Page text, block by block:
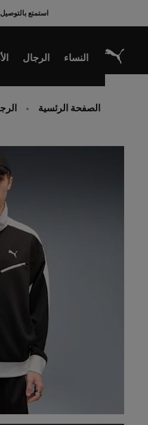
استمتع بالتوصيل
النساء الرجال
الصفحة الرئسية